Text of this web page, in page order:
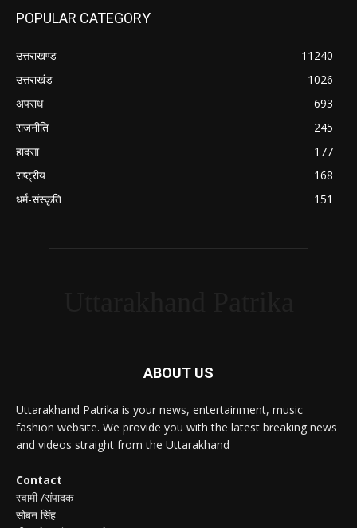
POPULAR CATEGORY
उत्तराखण्ड
11240
उत्तराखंड
1026
अपराध
693
राजनीति
245
हादसा
177
राष्ट्रीय
168
धर्म-संस्कृति
151
ABOUT US
Uttarakhand Patrika is your news, entertainment, music
fashion website. We provide you with the latest breaking news
and videos straight from the Uttarakhand
Contact
स्वामी /संपादक
सोबन सिंह